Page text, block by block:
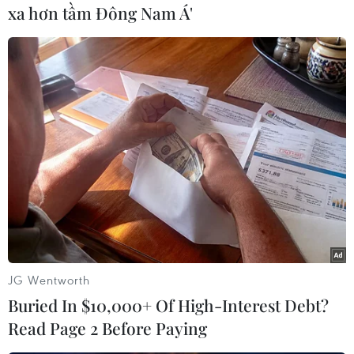
thống hạ tầng cảnh quan, cây xanh, điện chiếu
sáng đảm bảo chất lượng và mỹ quan theo thiết
kế được duyệt.
Dự án có chiều dài toàn tuyến là 18,7km. (Ảnh: Thanh
xa hơn tầm Đông Nam Á'
JG Wentworth
Buried In $10,000+ Of High-Interest Debt?
Read Page 2 Before Paying